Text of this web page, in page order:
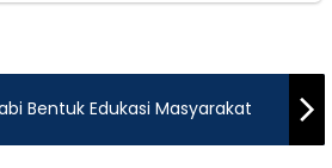
Bentuk Edukasi Masyarakat